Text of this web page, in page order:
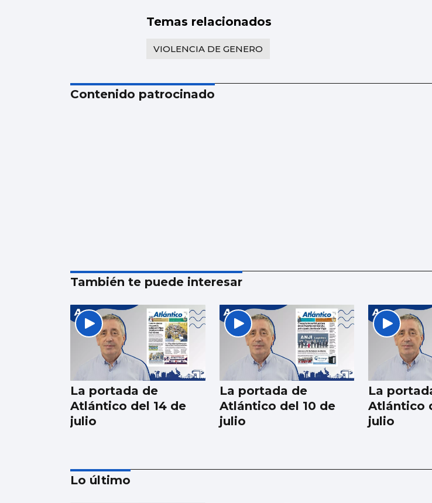
Temas relacionados
VIOLENCIA DE GENERO
Contenido patrocinado
También te puede interesar
La portada de
Atlántico del 14 de
julio
La portada de
Atlántico del 10 de
julio
La
Atlántico
julio
Lo último